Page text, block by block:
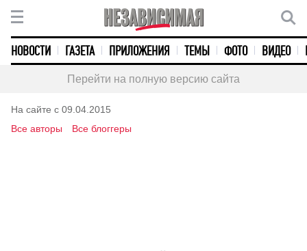
НОВОСТИ ГАЗЕТА ПРИЛОЖЕНИЯ ТЕМЫ ФОТО ВИДЕО
Перейти на полную версию сайта
На сайте с 09.04.2015
Все авторы
Все блоггеры